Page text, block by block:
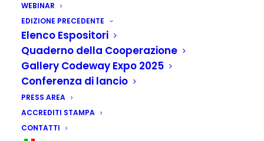
WEBINAR
EDIZIONE PRECEDENTE
Elenco Espositori
Quaderno della Cooperazione
Gallery Codeway Expo 2025
Conferenza di lancio
PRESS AREA
ACCREDITI STAMPA
CONTATTI